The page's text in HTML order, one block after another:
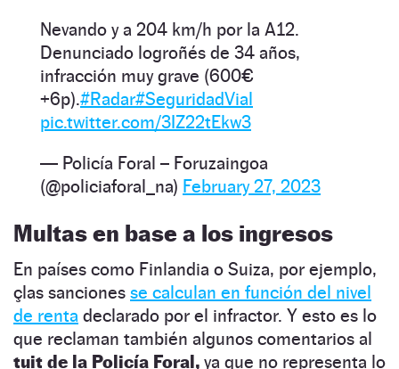
Nevando y a 204 km/h por la A12.
Denunciado logroñés de 34 años,
infracción muy grave (600€
+6p).#Radar#SeguridadVial
pic.twitter.com/3IZ22tEkw3
— Policía Foral – Foruzaingoa
(@policiaforal_na) February 27, 2023
Multas en base a los ingresos
En países como Finlandia o Suiza, por ejemplo,
çlas sanciones se calculan en función del nivel
de renta declarado por el infractor. Y esto es lo
que reclaman también algunos comentarios al
tuit de la Policía Foral, ya que no representa lo